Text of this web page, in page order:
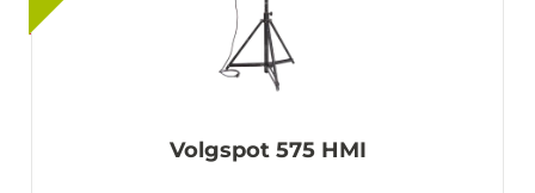
Volgspot 575 HMI